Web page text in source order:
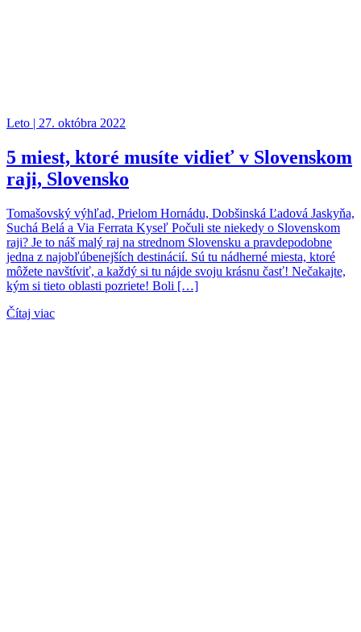
Leto | 27. októbra 2022
5 miest, ktoré musíte vidieť v Slovenskom
raji, Slovensko
Tomašovský výhľad, Prielom Hornádu, Dobšinská Ľadová Jaskyňa,
Suchá Belá a Via Ferrata Kyseľ Počuli ste niekedy o Slovenskom
raji? Je to náš malý raj na strednom Slovensku a pravdepodobne
jedna z najobľúbenejších destinácií. Sú tu nádherné miesta, ktoré
môžete navštíviť, a každý si tu nájde svoju krásnu časť! Nečakajte,
kým si tieto oblasti pozriete! Boli […]
Čítaj viac